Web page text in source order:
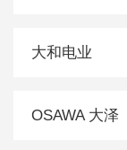
大和电业
OSAWA 大泽